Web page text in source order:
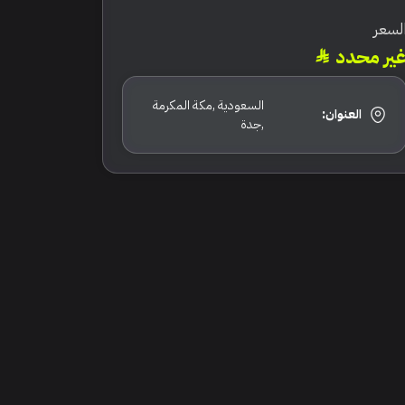
محدد
العنوان:
السعودية ,مكة المكرمة
,جدة